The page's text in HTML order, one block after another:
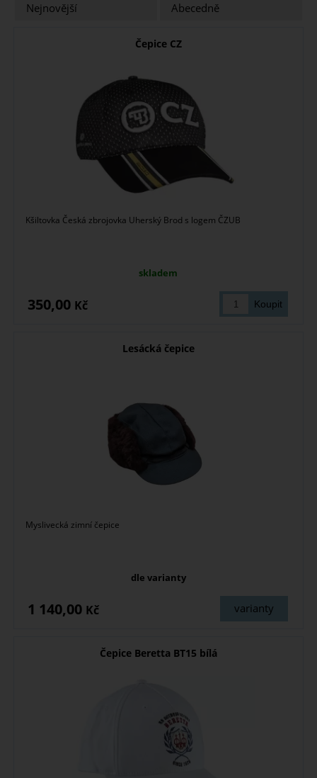
Nejnovější
Abecedně
Čepice CZ
Kšiltovka Česká zbrojovka Uherský Brod s logem ČZUB
skladem
350,00 Kč
Lesácká čepice
Myslivecká zimní čepice
dle varianty
varianty
1 140,00 Kč
Čepice Beretta BT15 bílá